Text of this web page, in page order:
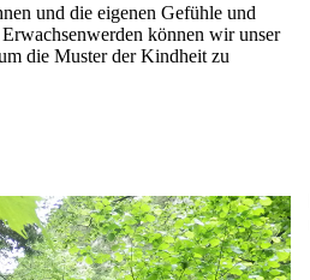
und die eigenen Gefühle und
können wir unser
die Muster der Kindheit zu